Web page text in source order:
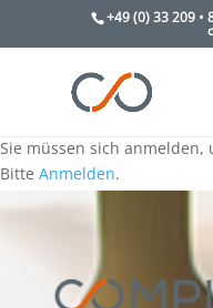
+49 (0) 33 209 •
Sie müssen sich
Bitte Anmelden.